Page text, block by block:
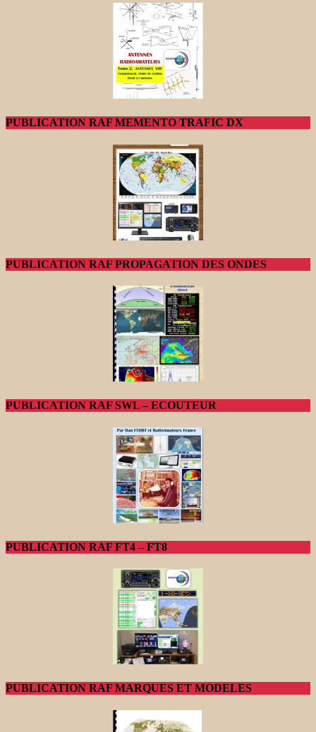
PUBLICATION RAF MEMENTO TRAFIC DX
PUBLICATION RAF PROPAGATION DES ONDES
PUBLICATION RAF SWL – ECOUTEUR
PUBLICATION RAF FT4 – FT8
PUBLICATION RAF MARQUES ET MODELES